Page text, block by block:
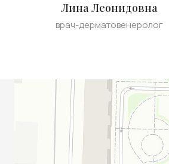
Лина Леонидовна
врач-дерматовенеролог